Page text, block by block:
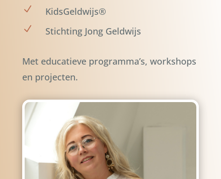
N KidsGeldwijs®
N Stichting Jong Geldwijs
Met educatieve programma’s, workshops
en projecten.